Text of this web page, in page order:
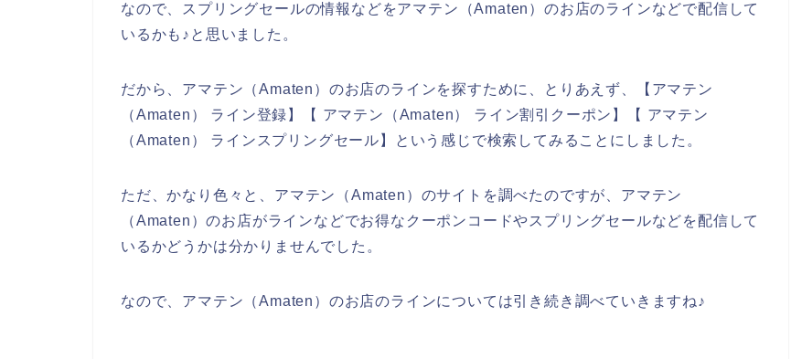
なので、スプリングセールの情報などをアマテン（Amaten）のお店のラインなどで配信して
いるかも♪と思いました。
だから、アマテン（Amaten）のお店のラインを探すために、とりあえず、【アマテン
（Amaten） ライン登録】【 アマテン（Amaten） ライン割引クーポン】【 アマテン
（Amaten） ラインスプリングセール】という感じで検索してみることにしました。
ただ、かなり色々と、アマテン（Amaten）のサイトを調べたのですが、アマテン
（Amaten）のお店がラインなどでお得なクーポンコードやスプリングセールなどを配信して
いるかどうかは分かりませんでした。
なので、アマテン（Amaten）のお店のラインについては引き続き調べていきますね♪